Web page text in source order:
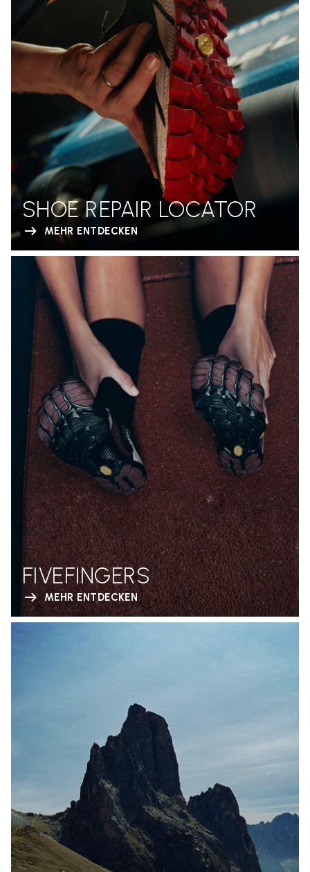
SHOE REPAIR LOCATOR
MEHR ENTDECKEN
FIVEFINGERS
MEHR ENTDECKEN